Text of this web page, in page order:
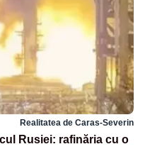
Realitatea de Caras-Severin
Rusiei: rafinăria cu o